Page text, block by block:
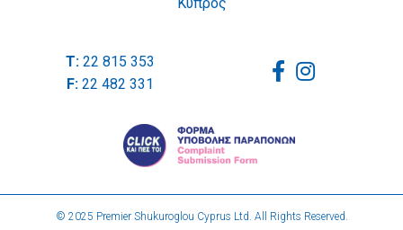
T:22 815 353
F:22 482 331
© 2025 Premier Shukuroglou Cyprus Ltd. All Rights Reserved.